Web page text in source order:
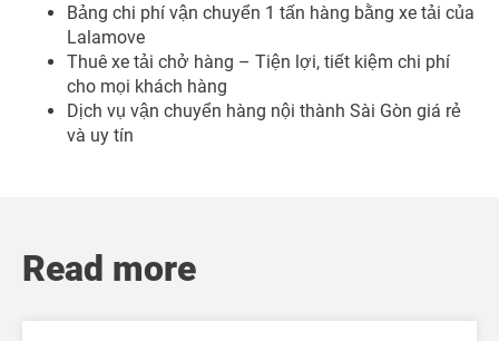
Bảng chi phí vận chuyển 1 tấn hàng bằng xe tải của
Lalamove
Thuê xe tải chở hàng – Tiện lợi, tiết kiệm chi phí
cho mọi khách hàng
Dịch vụ vận chuyển hàng nội thành Sài Gòn giá rẻ
và uy tín
Read more